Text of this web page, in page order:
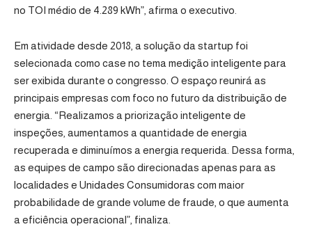
no TOI médio de 4.289 kWh”, afirma o executivo.
Em atividade desde 2018, a solução da startup foi
selecionada como case no tema medição inteligente para
ser exibida durante o congresso. O espaço reunirá as
principais empresas com foco no futuro da distribuição de
energia. “Realizamos a priorização inteligente de
inspeções, aumentamos a quantidade de energia
recuperada e diminuímos a energia requerida. Dessa forma,
as equipes de campo são direcionadas apenas para as
localidades e Unidades Consumidoras com maior
probabilidade de grande volume de fraude, o que aumenta
a eficiência operacional”, finaliza.